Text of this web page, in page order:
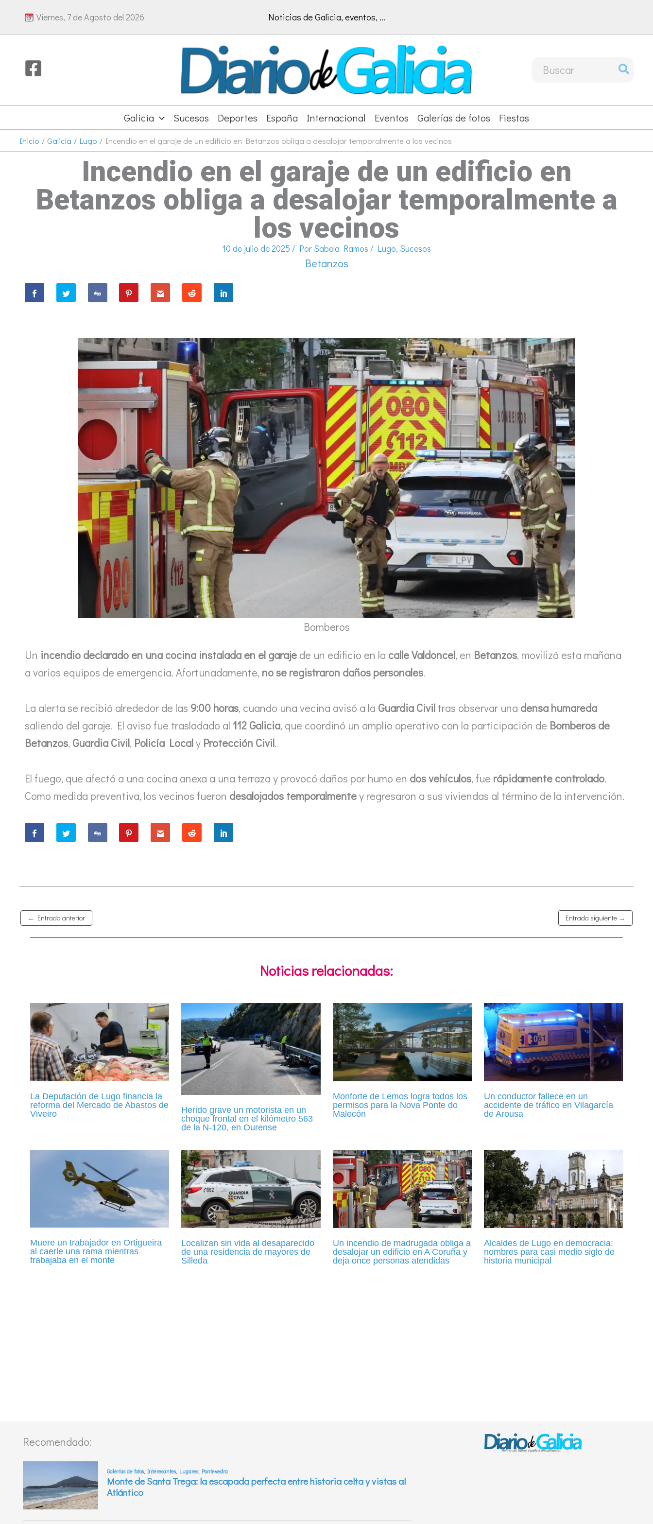
Viernes, 7 de Agosto del 2026 Noticias de Galicia, eventos, ...
Buscar
por:
Galicia Sucesos Deportes España Internacional Eventos Galerías de fotos Fiestas
Inicio Galicia Lugo Incendio en el garaje de un edificio en Betanzos obliga a desalojar temporalmente a los vecinos
Incendio en el garaje de un edificio en
Betanzos obliga a desalojar temporalmente a
los vecinos
10 de julio de 2025 / Por Sabela Ramos / Lugo, Sucesos
Betanzos
Bomberos
Un incendio declarado en una cocina instalada en el garaje de un edificio en la calle Valdoncel, en Betanzos, movilizó esta mañana
a varios equipos de emergencia. Afortunadamente, no se registraron daños personales.
La alerta se recibió alrededor de las 9:00 horas, cuando una vecina avisó a la Guardia Civil tras observar una densa humareda
saliendo del garaje. El aviso fue trasladado al 112 Galicia, que coordinó un amplio operativo con la participación de Bomberos de
Betanzos, Guardia Civil, Policía Localy Protección Civil.
El fuego, que afectó a una cocina anexa a una terraza y provocó daños por humo en dos vehículos, fue rápidamente controlado.
Como medida preventiva, los vecinos fueron desalojados temporalmentey regresaron a sus viviendas al término de la intervención.
← Entrada anterior Entrada siguiente →
Noticias relacionadas:
La Deputación de Lugo financia la
reforma del Mercado de Abastos de
Viveiro
Herido grave un motorista en un
choque frontal en el kilómetro 563
de la N-120, en Ourense
Monforte de Lemos logra todos los
permisos para la Nova Ponte do
Malecón
Un conductor fallece en un
accidente de tráfico en Vilagarcía
de Arousa
Muere un trabajador en Ortigueira
al caerle una rama mientras
trabajaba en el monte
Localizan sin vida al desaparecido
de una residencia de mayores de
Silleda
Un incendio de madrugada obliga a
desalojar un edificio en A Coruña y
deja once personas atendidas
Alcaldes de Lugo en democracia:
nombres para casi medio siglo de
historia municipal
Recomendado: